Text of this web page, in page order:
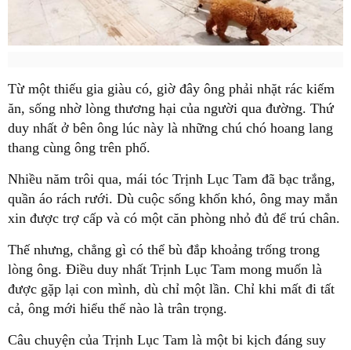
Từ một thiếu gia giàu có, giờ đây ông phải nhặt rác kiếm
ăn, sống nhờ lòng thương hại của người qua đường. Thứ
duy nhất ở bên ông lúc này là những chú chó hoang lang
thang cùng ông trên phố.
Nhiều năm trôi qua, mái tóc Trịnh Lục Tam đã bạc trắng,
quần áo rách rưới. Dù cuộc sống khốn khó, ông may mắn
xin được trợ cấp và có một căn phòng nhỏ đủ để trú chân.
Thế nhưng, chẳng gì có thể bù đắp khoảng trống trong
lòng ông. Điều duy nhất Trịnh Lục Tam mong muốn là
được gặp lại con mình, dù chỉ một lần. Chỉ khi mất đi tất
cả, ông mới hiểu thế nào là trân trọng.
Câu chuyện của Trịnh Lục Tam là một bi kịch đáng suy